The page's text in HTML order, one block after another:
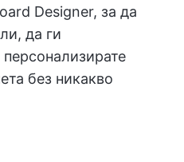
Designer, за да
да ги
без никакво